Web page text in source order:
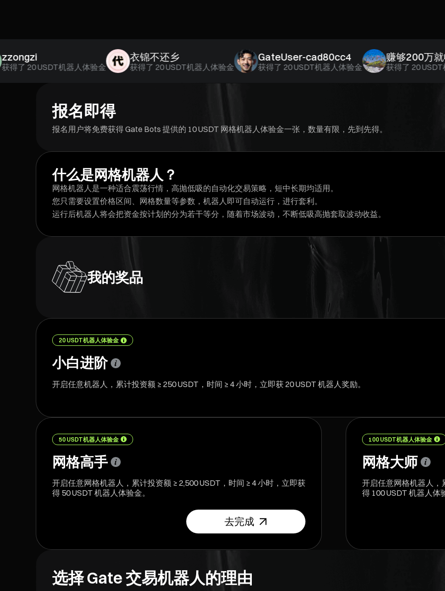
20 USDT机器人体验金
衣锦不还乡
获得了20 USDT机器人体验金
GateUser-cad80cc4
获得了20 USDT机器人体验金
赚够200万就收手
获得了20 USDT机器
报名即得
报名用户将免费获得 Gate Bots 提供的 10 USDT 网格机器人体验金一张，数量有限，先到先得。
什么是网格机器人？
网格机器人是一种适合震荡行情，高抛低吸的自动化交易策略，短中长期均适用。
您只需要设置价格区间、网格数量等参数，机器人即可自动运行，进行套利。
运行后机器人将会把资金按计划的分为若干等分，随着市场波动，不断低吸高抛套取波动收益。
我的奖品
20 USDT机器人体验金
小白进阶
开启任意机器人，累计投资额 ≥ 250 USDT，时间 ≥ 4 小时，立即获 20 USDT 机器人奖励。
50 USDT机器人体验金
网格高手
开启任意网格机器人，累计投资额 ≥ 2,500 USDT，时间 ≥ 4 小时，立即获
得 50 USDT 机器人体验金。
去完成
100 USDT机器人体验金
网格大师
开启任意网格机器人，
得 100 USDT 机器人体
选择 Gate 交易机器人的理由